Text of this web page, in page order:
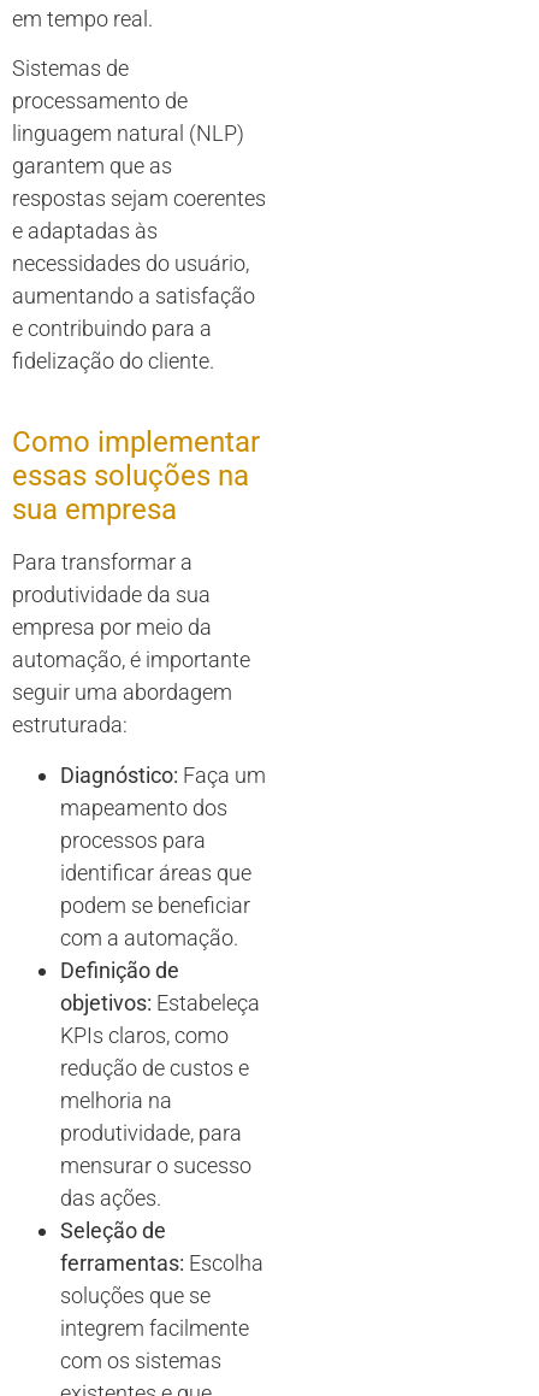
em tempo real.
Sistemas de
processamento de
linguagem natural (NLP)
garantem que as
respostas sejam coerentes
e adaptadas às
necessidades do usuário,
aumentando a satisfação
e contribuindo para a
fidelização do cliente.
Como implementar
essas soluções na
sua empresa
Para transformar a
produtividade da sua
empresa por meio da
automação, é importante
seguir uma abordagem
estruturada:
Diagnóstico: Faça um
mapeamento dos
processos para
identificar áreas que
podem se beneficiar
com a automação.
Definição de
objetivos: Estabeleça
KPIs claros, como
redução de custos e
melhoria na
produtividade, para
mensurar o sucesso
das ações.
Seleção de
ferramentas: Escolha
soluções que se
integrem facilmente
com os sistemas